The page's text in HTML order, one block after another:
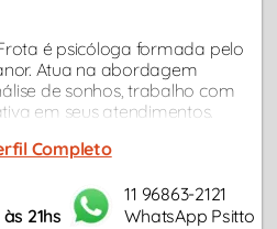
é psicóloga formada pelo
Atua na abordagem
de sonhos, trabalho com
em seus atendimentos.
Completo
21hs
11 96863-2121
WhatsApp Psitto